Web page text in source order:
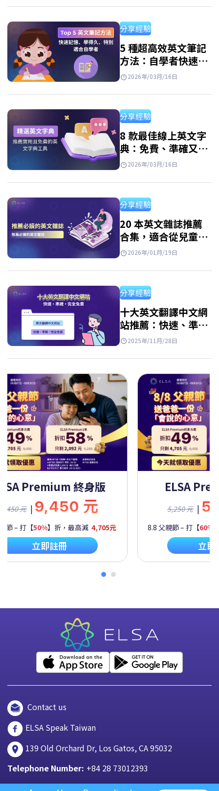
分享經驗
5 種超高效英文筆記
方法：自學者快速記
憶必備、學習效率翻
2026年/03月/16日
分享經驗
8 款最佳線上英文字
典：免費、準確又好
用2026年/03月/16日
分享經驗
20 本英文雜誌推薦
合集，適合從兒童到
成人的所有程度讀者
2026年/01月/19日
分享經驗
十大英文翻譯中文網
站推薦：快速、準確
且免費
2025年/11月/28日
Premium 一年
元 |5,250 元
打【60% 】折，最高減2,092元
立即註冊
ELSA
9,450 元 |
8.8 父親節 – 打【50% 】折
立即註冊
Contact us
ELSA Speak Taiwan
139 Old Orchard Dr, Los Gatos, CA 95032
Telephone Number: +84 28 73012393